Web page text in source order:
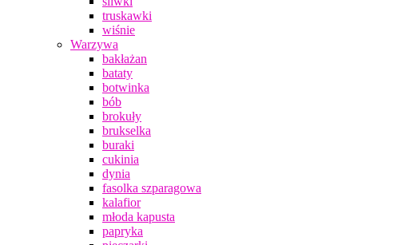
truskawki
wiśnie
Warzywa
bakłażan
bataty
botwinka
bób
brokuły
brukselka
buraki
cukinia
dynia
fasolka szparagowa
kalafior
młoda kapusta
papryka